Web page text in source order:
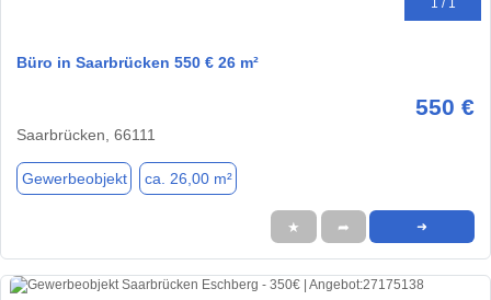
1 / 1
Büro in Saarbrücken 550 € 26 m²
550 €
Saarbrücken, 66111
Gewerbeobjekt ca. 26,00 m²
★ ➦ ➜